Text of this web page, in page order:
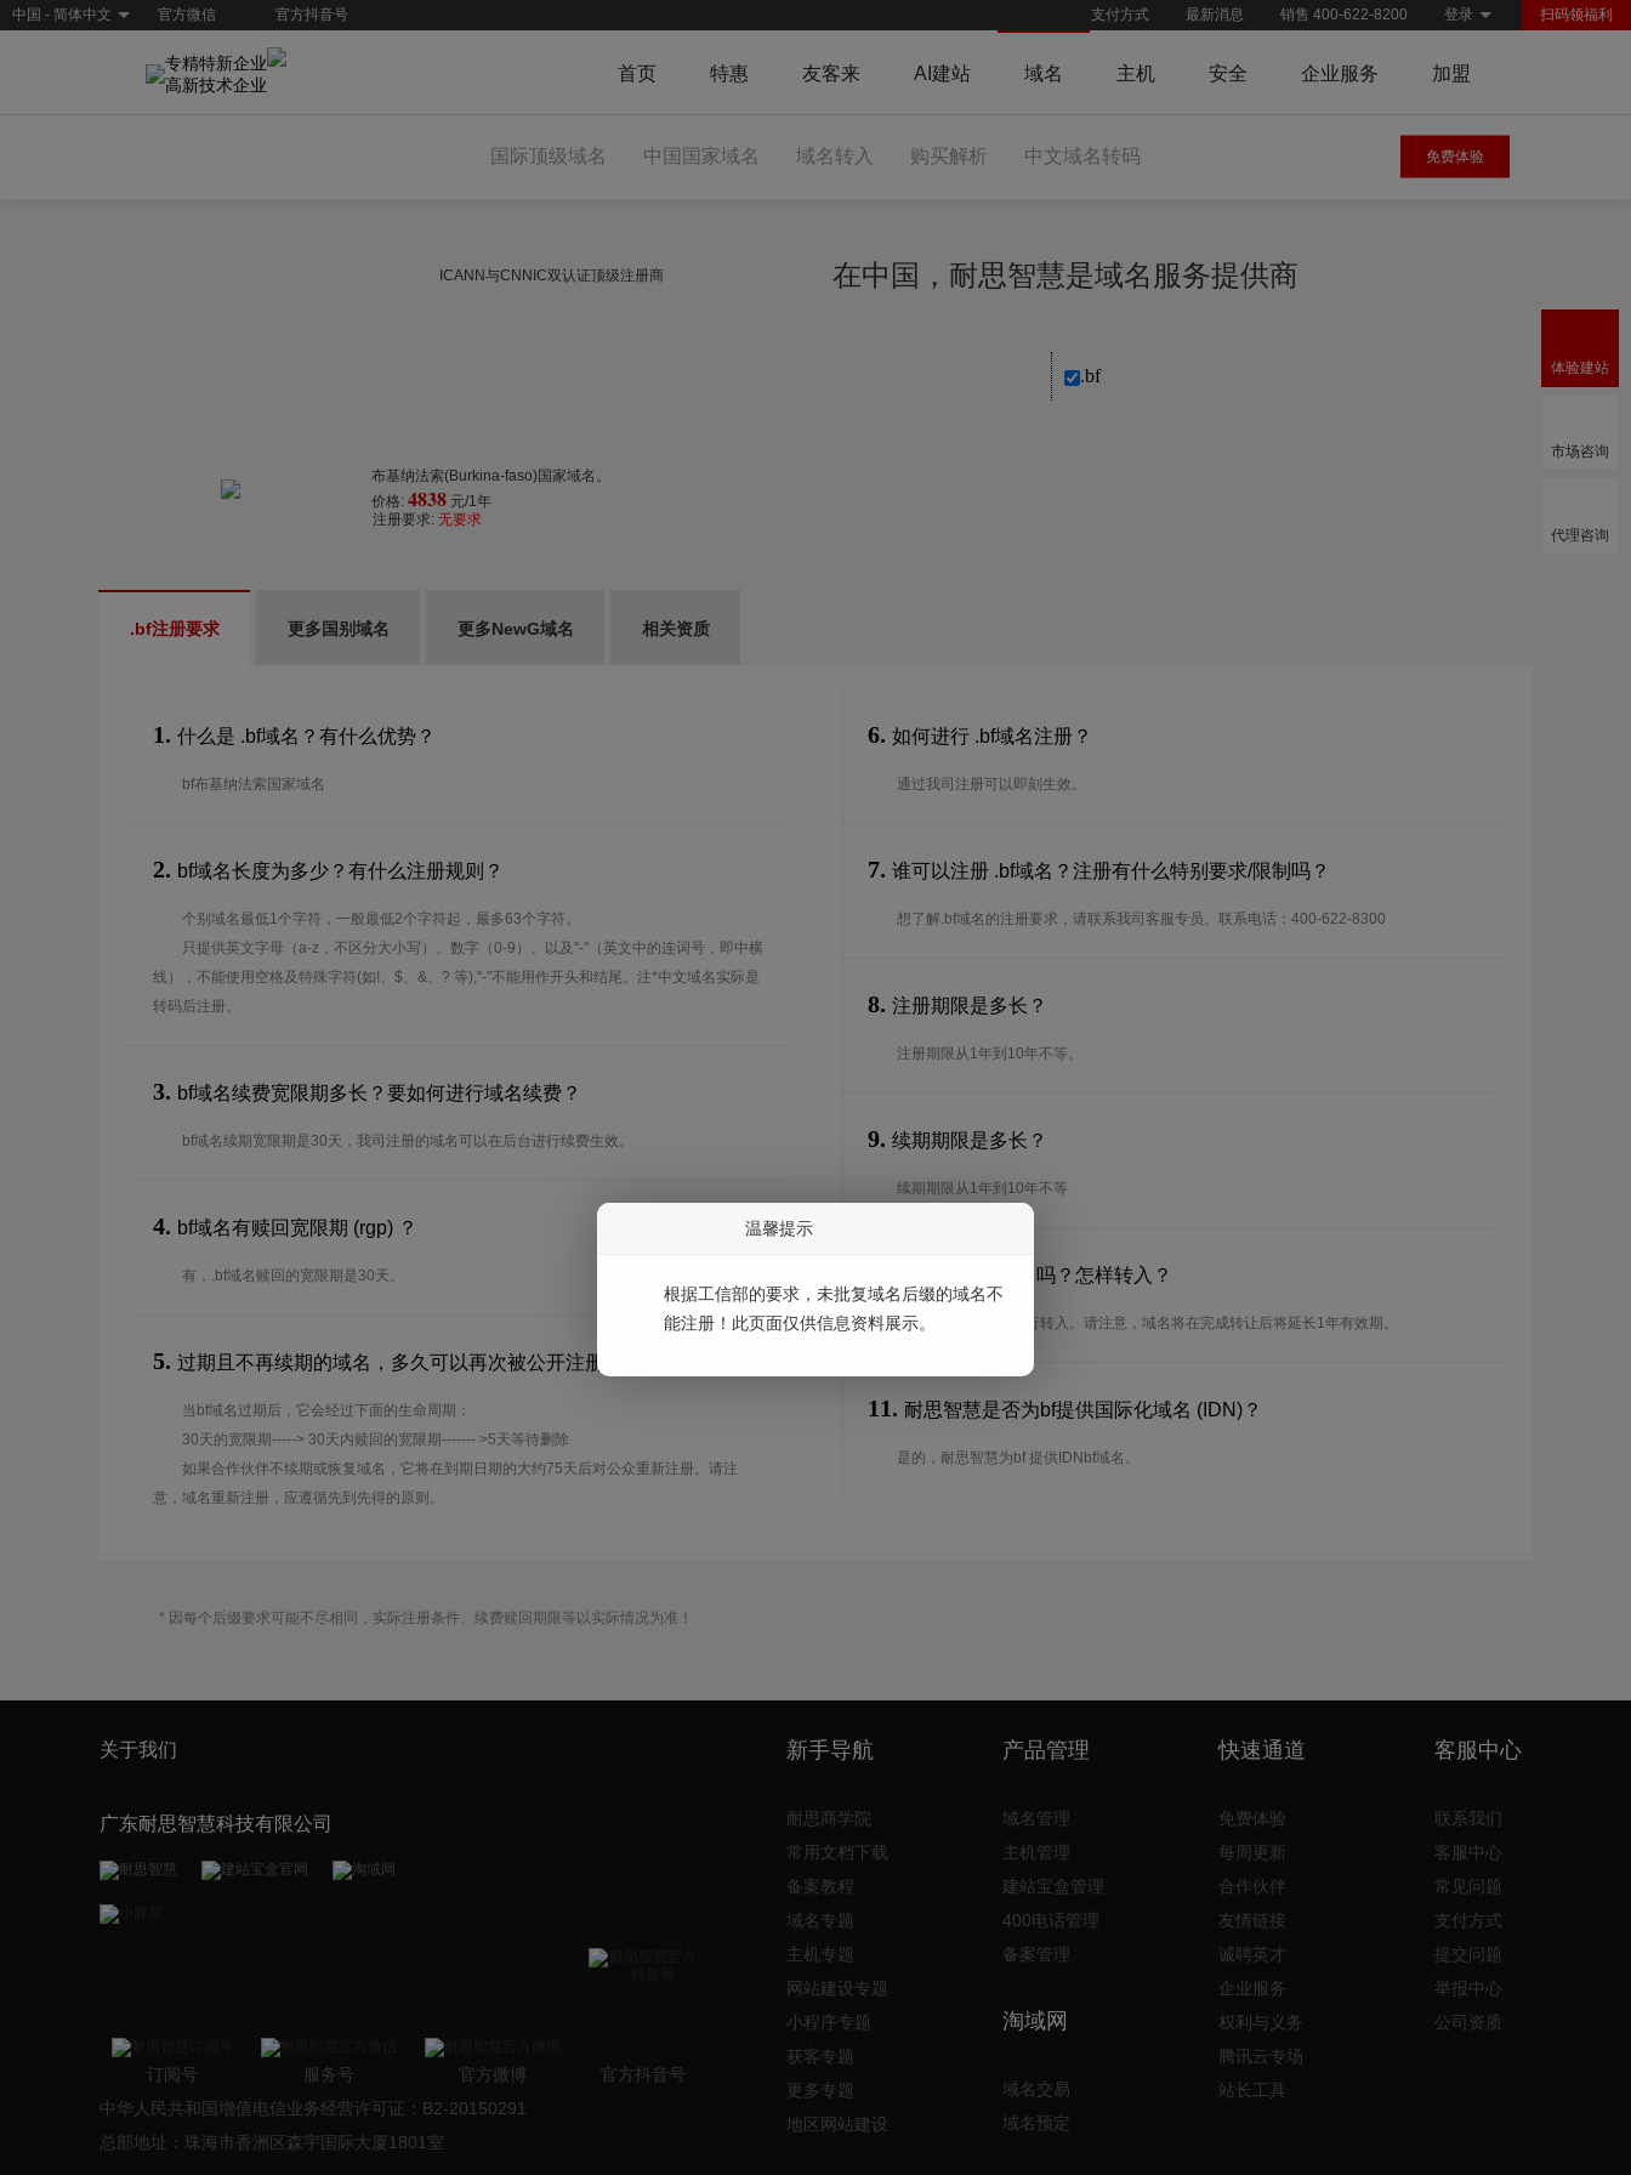
中国 - 简体中文 官方微信 官方抖音号 扫码领福利
登录
销售 400-622-8200
最新消息
支付方式
专精特新企业
高新技术企业
首页 特惠 友客来 AI建站 域名 主机 安全 企业服务 加盟
国际顶级域名 中国国家域名 域名转入 购买解析 中文域名转码 免费体验
ICANN与CNNIC双认证顶级注册商 在中国，耐思智慧是域名服务提供商
.bf
布基纳法索(Burkina-faso)国家域名。
价格: 4838 元/1年
注册要求: 无要求
.bf注册要求 更多国别域名 更多NewG域名 相关资质
1. 什么是 .bf域名？有什么优势？
bf布基纳法索国家域名
2. bf域名长度为多少？有什么注册规则？
个别域名最低1个字符，一般最低2个字符起，最多63个字符。
只提供英文字母（a-z，不区分大小写）、数字（0-9）、以及"-"（英文中的连词号，即中横
线），不能使用空格及特殊字符(如!、$、&、? 等),"-"不能用作开头和结尾。注*中文域名实际是
转码后注册。
3. bf域名续费宽限期多长？要如何进行域名续费？
bf域名续期宽限期是30天，我司注册的域名可以在后台进行续费生效。
4. bf域名有赎回宽限期 (rgp) ？
有，.bf域名赎回的宽限期是30天。
5. 过期且不再续期的域名，多久可以再次被公开注册？
当bf域名过期后，它会经过下面的生命周期：
30天的宽限期-----> 30天内赎回的宽限期------- >5天等待删除
如果合作伙伴不续期或恢复域名，它将在到期日期的大约75天后对公众重新注册。请注
意，域名重新注册，应遵循先到先得的原则。
6. 如何进行 .bf域名注册？
通过我司注册可以即刻生效。
7. 谁可以注册 .bf域名？注册有什么特别要求/限制吗？
想了解.bf域名的注册要求，请联系我司客服专员。联系电话：400-622-8300
8. 注册期限是多长？
注册期限从1年到10年不等。
9. 续期期限是多长？
续期期限从1年到10年不等
可以转入bf域名吗？怎样转入？
是的，bf域名可以进行转入。请注意，域名将在完成转让后将延长1年有效期。
11. 耐思智慧是否为bf提供国际化域名 (IDN)？
是的，耐思智慧为bf 提供IDNbf域名。
* 因每个后缀要求可能不尽相同，实际注册条件、续费赎回期限等以实际情况为准！
关于我们
广东耐思智慧科技有限公司
订阅号 服务号 官方微博
官方抖音号
中华人民共和国增值电信业务经营许可证：B2-20150291
总部地址：珠海市香洲区森宇国际大厦1801室
新手导航
耐思商学院
常用文档下载
备案教程
域名专题
主机专题
网站建设专题
小程序专题
获客专题
更多专题
地区网站建设
产品管理
域名管理
主机管理
建站宝盒管理
400电话管理
备案管理
淘域网
域名交易
域名预定
快速通道
免费体验
每周更新
合作伙伴
友情链接
诚聘英才
企业服务
权利与义务
腾讯云专场
站长工具
客服中心
联系我们
客服中心
常见问题
支付方式
提交问题
举报中心
公司资质
体验建站
市场咨询
代理咨询
温馨提示
根据工信部的要求，未批复域名后缀的域名不
能注册！此页面仅供信息资料展示。